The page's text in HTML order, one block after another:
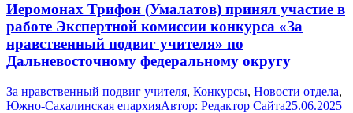
Иеромонах Трифон (Умалатов) принял участие в
работе Экспертной комиссии конкурса «За
нравственный подвиг учителя» по
Дальневосточному федеральному округу
За нравственный подвиг учителя, Конкурсы, Новости отдела,
Южно-Сахалинская епархияАвтор: Редактор Сайта25.06.2025